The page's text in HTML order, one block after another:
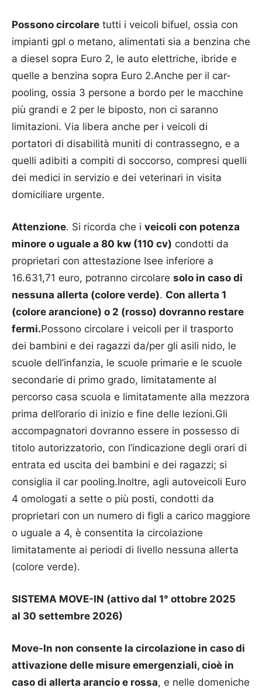
Possono circolare tutti i veicoli bifuel, ossia con
impianti gpl o metano, alimentati sia a benzina che
a diesel sopra Euro 2, le auto elettriche, ibride e
quelle a benzina sopra Euro 2.Anche per il car-
pooling, ossia 3 persone a bordo per le macchine
più grandi e 2 per le biposto, non ci saranno
limitazioni. Via libera anche per i veicoli di
portatori di disabilità muniti di contrassegno, e a
quelli adibiti a compiti di soccorso, compresi quelli
dei medici in servizio e dei veterinari in visita
domiciliare urgente.
Attenzione. Si ricorda che i veicoli con potenza
minore o uguale a 80 kw (110 cv) condotti da
proprietari con attestazione Isee inferiore a
16.631,71 euro, potranno circolare solo in caso di
nessuna allerta (colore verde). Con allerta 1
(colore arancione) o 2 (rosso) dovranno restare
fermi.Possono circolare i veicoli per il trasporto
dei bambini e dei ragazzi da/per gli asili nido, le
scuole dell’infanzia, le scuole primarie e le scuole
secondarie di primo grado, limitatamente al
percorso casa scuola e limitatamente alla mezzora
prima dell’orario di inizio e fine delle lezioni.Gli
accompagnatori dovranno essere in possesso di
titolo autorizzatorio, con l’indicazione degli orari di
entrata ed uscita dei bambini e dei ragazzi; si
consiglia il car pooling.Inoltre, agli autoveicoli Euro
4 omologati a sette o più posti, condotti da
proprietari con un numero di figli a carico maggiore
o uguale a 4, è consentita la circolazione
limitatamente ai periodi di livello nessuna allerta
(colore verde).
SISTEMA MOVE-IN (attivo dal 1° ottobre 2025
al 30 settembre 2026)
Move-In non consente la circolazione in caso di
attivazione delle misure emergenziali, cioè in
caso di allerta arancio e rossa, e nelle domeniche